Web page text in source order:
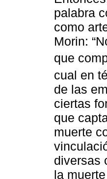
palabra
como
Morin:
que
cual en
de las
ciertas
que
muerte
diversas
la